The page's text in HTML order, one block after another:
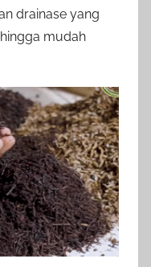
drainase yang
mudah